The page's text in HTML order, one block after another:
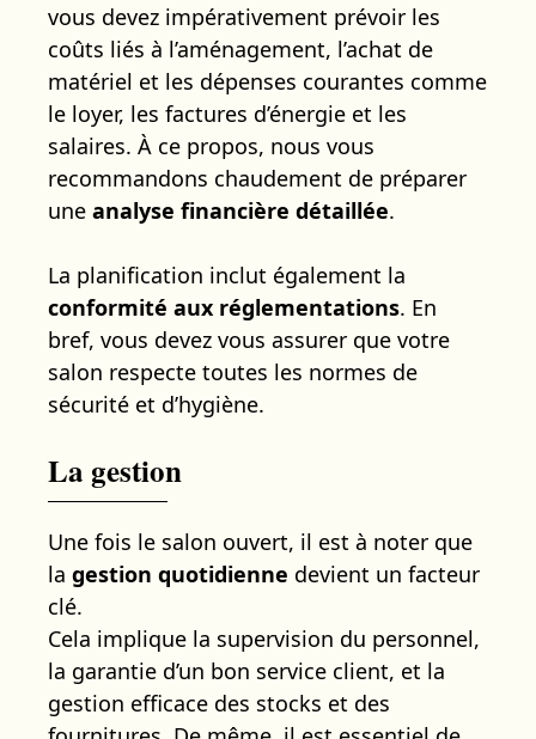
vous devez impérativement prévoir les
coûts liés à l’aménagement, l’achat de
matériel et les dépenses courantes comme
le loyer, les factures d’énergie et les
salaires. À ce propos, nous vous
recommandons chaudement de préparer
une analyse financière détaillée.
La planification inclut également la
conformité aux réglementations. En
bref, vous devez vous assurer que votre
salon respecte toutes les normes de
sécurité et d’hygiène.
La gestion
Une fois le salon ouvert, il est à noter que
la gestion quotidienne devient un facteur
clé.
Cela implique la supervision du personnel,
la garantie d’un bon service client, et la
gestion efficace des stocks et des